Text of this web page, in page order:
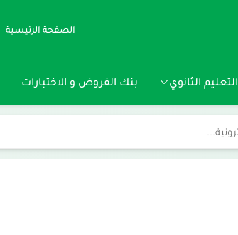
الصفحة الرئيسية
التعليم الثانوي بنك الفروض و الاختبارات